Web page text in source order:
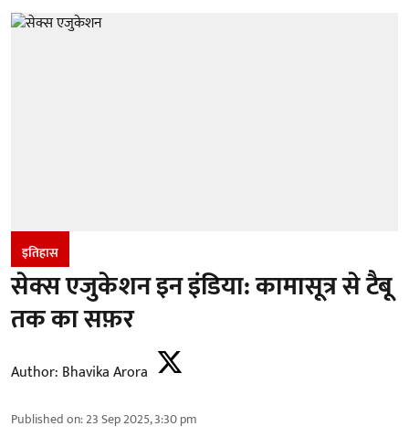
इतिहास
सेक्स एजुकेशन इन इंडिया: कामासूत्र से टैबू
तक का सफ़र
Author: Bhavika Arora
Published on:23 Sep 2025, 3:30 pm